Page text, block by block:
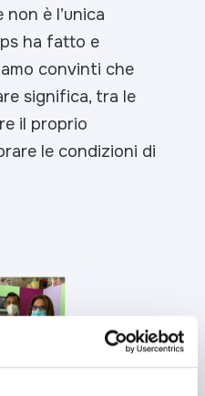
è l’unica
ha fatto e
convinti che
significa, tra le
il proprio
le condizioni di